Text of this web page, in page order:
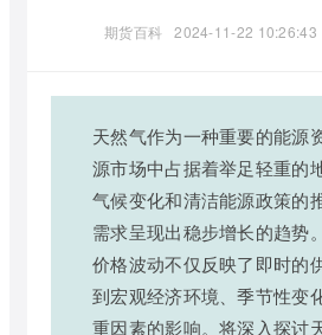
期货百科 2024-11-22 10:26:43
天然气作为一种重要的能源
源市场中占据着举足轻重的
气候变化和清洁能源政策的
需求呈现出稳步增长的趋势
价格波动不仅反映了即时的
到宏观经济环境、季节性变
重因素的影响。将深入探讨